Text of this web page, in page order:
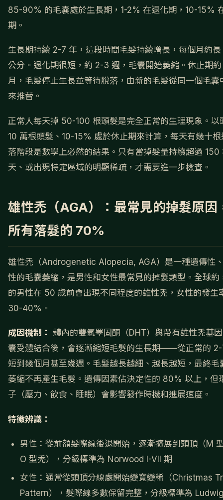
85-90% 的毛囊處於生長期，1-2% 在退化期，10-15%
期。
生長期持續 2-7 年，這段時間毛髮持續增長，每個月約長
公分。退化期很短，約 2-3 週，毛囊開始萎縮。休止期
月，毛髮停止生長並等待脫落，由新的毛髮從同一個毛囊
來推替。
正常人每天掉 50-100 根頭髮是完全正常的生理現象。以
10 萬根頭髮、10-15% 處於休止期來計算，每天有幾十
落階段是數學上必然的結果。只有當掉髮量持續超過 150
天、或出現特定區域的明顯稀疏，才需要進一步檢查。
雄性禿（AGA）：最常見的掉髮原因
所有落髮的 70%
雄性禿（Androgenetic Alopecia, AGA）是一種遺傳性
性的毛囊萎縮，是男性和女性最常見的掉髮類型。全球
的男性在 50 歲前會出現不同程度的雄性禿，女性的發生
30-40%。
成因機制：
體內的雙氫睪固酮（DHT）與帶有雄性禿基
囊受體結合後，會逐漸縮短毛髮的生長期——從正常的
短到幾個月甚至幾週。毛髮越長越細、越長越短，最終毛
萎縮不再產生毛髮。遺傳因素佔決定性的 80% 以上，但
子（壓力、飲食、睡眠）會影響發作時機和進展速度。
特徵辨識：
男性：從前額髮際線後退開始，逐漸擴展到頭頂（M
O 型禿），分級標準為 Norwood I-VII 期
女性：通常從頭頂分線處開始變寬變稀（Christmas
Pattern），髮際線多數保留完整，分級標準為